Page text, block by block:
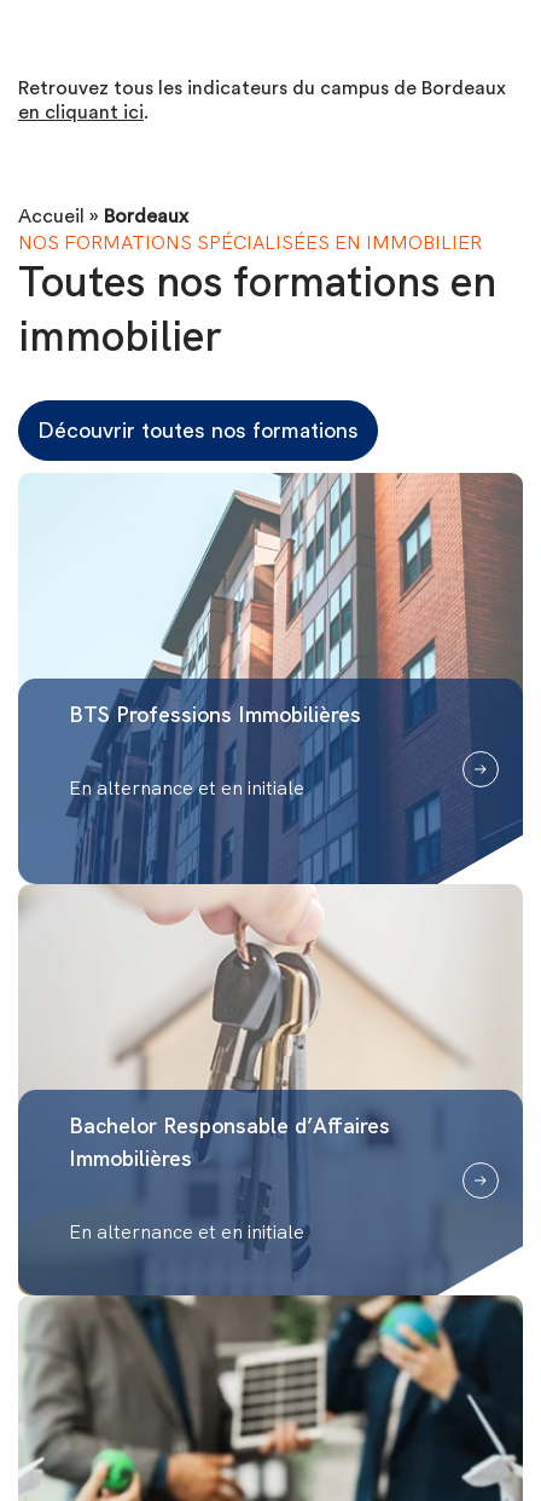
Retrouvez tous les indicateurs du campus de Bordeaux
en cliquant ici.
Accueil » Bordeaux
NOS FORMATIONS SPÉCIALISÉES EN IMMOBILIER
Toutes nos formations en
immobilier
Découvrir toutes nos formations
BTS Professions Immobilières
En alternance et en initiale
Bachelor Responsable d’Affaires
Immobilières
En alternance et en initiale